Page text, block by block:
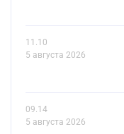
11.10
5 августа 2026
09.14
5 августа 2026